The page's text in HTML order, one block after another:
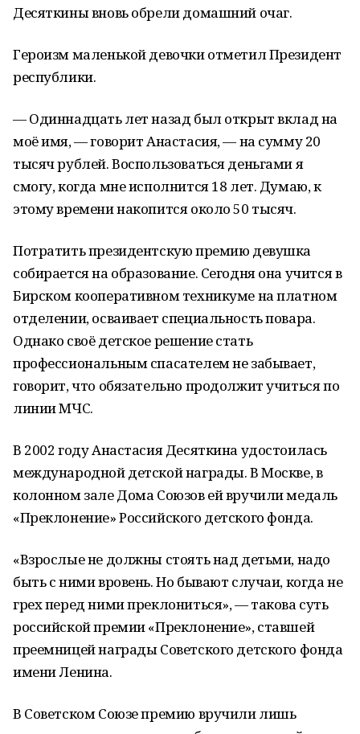
Десяткины вновь обрели домашний очаг.
Героизм маленькой девочки отметил Президент
республики.
— Одиннадцать лет назад был открыт вклад на
моё имя, — говорит Анастасия, — на сумму 20
тысяч рублей. Воспользоваться деньгами я
смогу, когда мне исполнится 18 лет. Думаю, к
этому времени накопится около 50 тысяч.
Потратить президентскую премию девушка
собирается на образование. Сегодня она учится в
Бирском кооперативном техникуме на платном
отделении, осваивает специальность повара.
Однако своё детское решение стать
профессиональным спасателем не забывает,
говорит, что обязательно продолжит учиться по
линии МЧС.
В 2002 году Анастасия Десяткина удостоилась
международной детской награды. В Москве, в
колонном зале Дома Союзов ей вручили медаль
«Преклонение» Российского детского фонда.
«Взрослые не должны стоять над детьми, надо
быть с ними вровень. Но бывают случаи, когда не
грех перед ними преклониться», — такова суть
российской премии «Преклонение», ставшей
преемницей награды Советского детского фонда
имени Ленина.
В Советском Союзе премию вручили лишь